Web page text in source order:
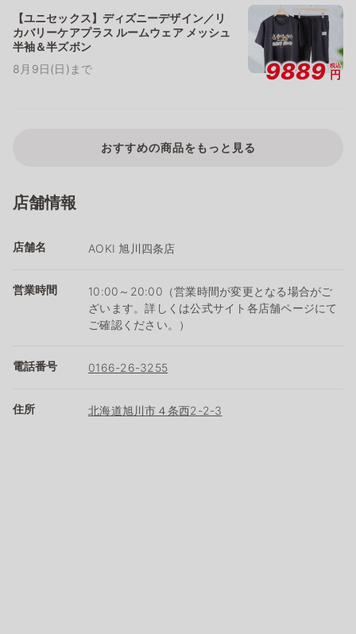
【ユニセックス】ディズニーデザイン／リ
カバリーケアプラス ルームウェア メッシュ
半袖＆半ズボン
8月9日(日)まで
9889 税込
円
おすすめの商品をもっと見る
店舗情報
店舗名 AOKI 旭川四条店
営業時間
10:00～20:00（営業時間が変更となる場合がご
ざいます。詳しくは公式サイト各店舗ページにて
ご確認ください。）
電話番号 0166-26-3255
住所 北海道旭川市４条西2-2-3